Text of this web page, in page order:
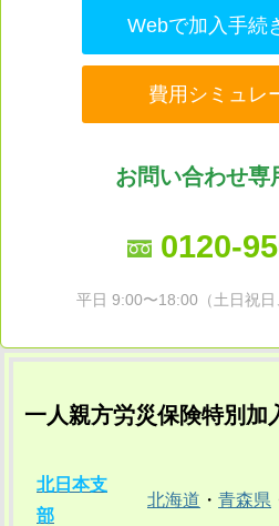
Webで加入手続
費用シミュレ
お問い合わせ専
0120-
平日 9:00〜18:00（土日祝日
一人親方労災保険特別加
北日本支
部
北海道 ・ 青森県